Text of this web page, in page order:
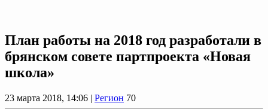
План работы на 2018 год разработали в
брянском совете партпроекта «Новая
школа»
23 марта 2018, 14:06 | Регион 70